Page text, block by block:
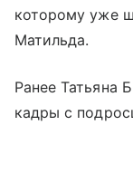
которому уже
Матильда.
Ранее Татьяна
кадры с